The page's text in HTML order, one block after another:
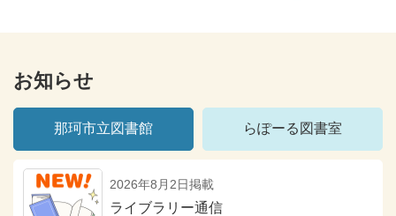
お知らせ
那珂市立図書館 らぽーる図書室
2026年8月2日掲載
ライブラリー通信